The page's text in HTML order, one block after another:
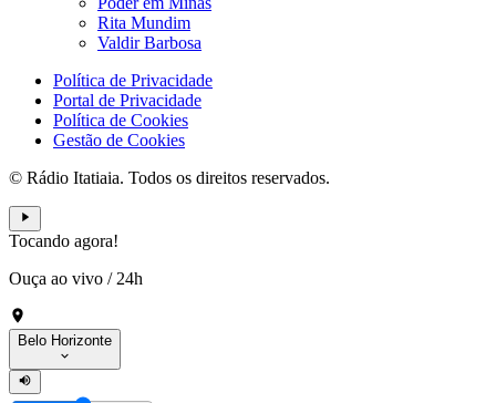
Rita Mundim
Valdir Barbosa
Política de Privacidade
Portal de Privacidade
Política de Cookies
Gestão de Cookies
© Rádio Itatiaia. Todos os direitos reservados.
Tocando agora!
Ouça ao vivo / 24h
Belo Horizonte